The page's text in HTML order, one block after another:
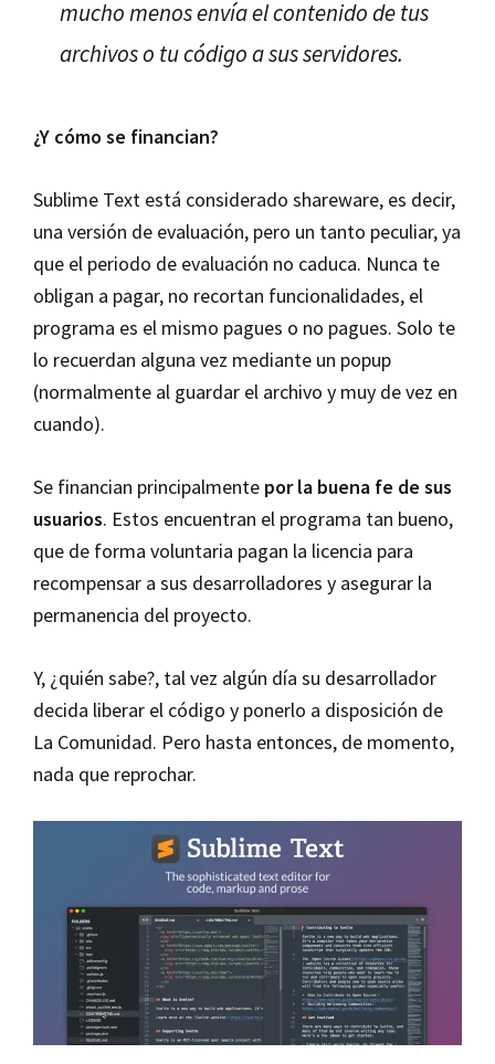
mucho menos envía el contenido de tus
archivos o tu código a sus servidores.
¿Y cómo se financian?
Sublime Text está considerado shareware, es decir,
una versión de evaluación, pero un tanto peculiar, ya
que el periodo de evaluación no caduca. Nunca te
obligan a pagar, no recortan funcionalidades, el
programa es el mismo pagues o no pagues. Solo te
lo recuerdan alguna vez mediante un popup
(normalmente al guardar el archivo y muy de vez en
cuando).
Se financian principalmente por la buena fe de sus
usuarios. Estos encuentran el programa tan bueno,
que de forma voluntaria pagan la licencia para
recompensar a sus desarrolladores y asegurar la
permanencia del proyecto.
Y, ¿quién sabe?, tal vez algún día su desarrollador
decida liberar el código y ponerlo a disposición de
La Comunidad. Pero hasta entonces, de momento,
nada que reprochar.